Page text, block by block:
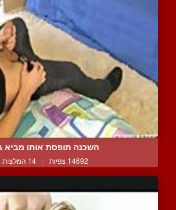
השכנה תופסת אותו מביא
14692 צפיות | 14 המלצות